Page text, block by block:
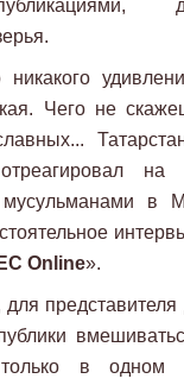
никакого
Чего не
на
мусульманами в
Online».
представителя
в одном